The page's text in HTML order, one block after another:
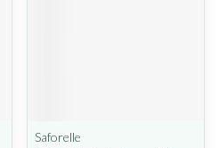
Saforelle